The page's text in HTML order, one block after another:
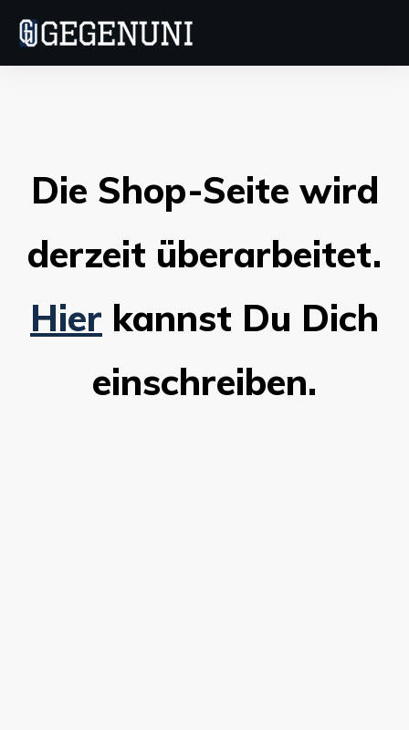
Die Shop-Seite wird
derzeit überarbeitet.
Hier kannst Du Dich
einschreiben.